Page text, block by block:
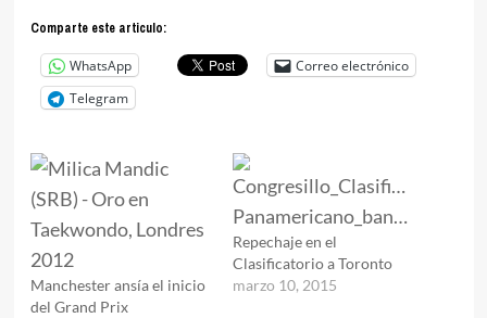
Comparte este articulo:
WhatsApp
Correo electrónico
Telegram
Manchester ansía el inicio
del Grand Prix
Repechaje en el
Clasificatorio a Toronto
marzo 10, 2015